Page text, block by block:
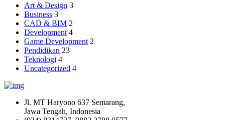
Art & Design 3
Business 3
CAD & BIM 2
Development 4
Game Development 2
Pendidikan 23
Teknologi 4
Uncategorized 4
Jl. MT Haryono 637 Semarang,
Jawa Tengah, Indonesia